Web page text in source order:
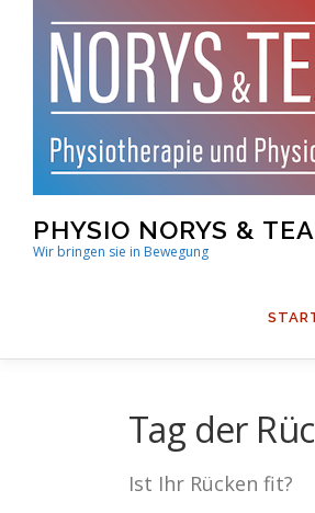
content
PHYSIO NORYS &
Wir bringen sie in Bewegung
Tag der
Ist Ihr Rücken fit?